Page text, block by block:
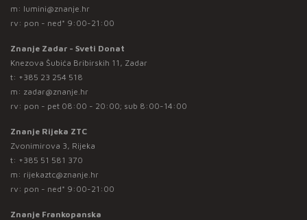
m: lumini@znanje.hr
rv: pon - ned* 9:00-21:00
Znanje Zadar - Sveti Donat
Knezova Šubića Bribirskih 11, Zadar
t: +385 23 254 518
m: zadar@znanje.hr
rv: pon - pet 08:00 - 20:00; sub 8:00-14:00
Znanje Rijeka ZTC
Zvonimirova 3, Rijeka
t: +385 51 581 370
m: rijekaztc@znanje.hr
rv: pon - ned* 9:00-21:00
Znanje Frankopanska